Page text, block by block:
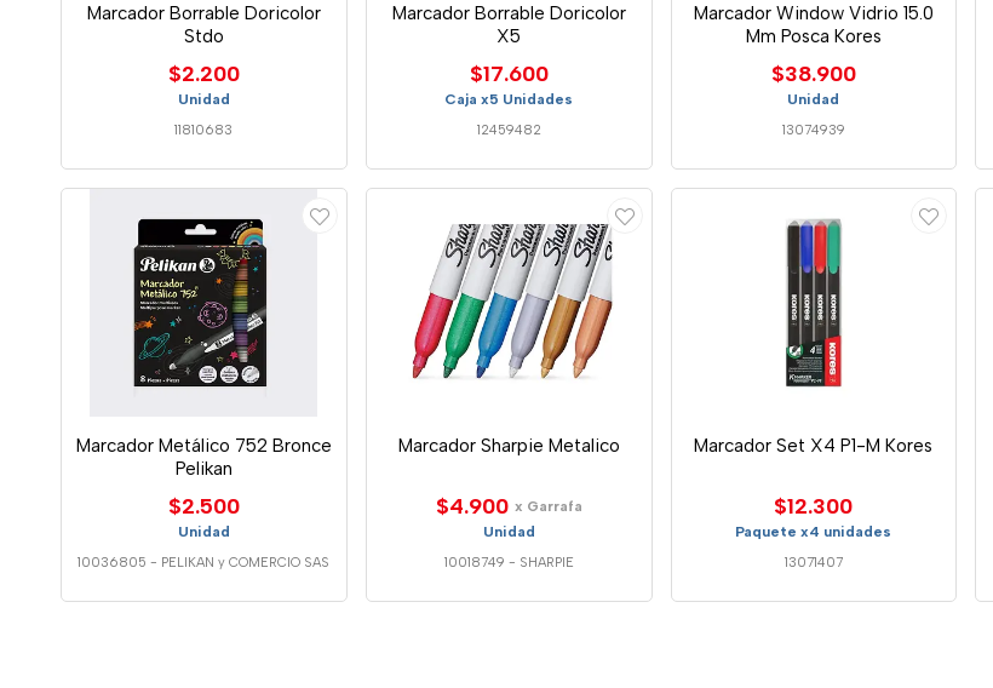
Marcador Borrable Doricolor
Stdo
$2.200
Unidad
11810683
Marcador Borrable Doricolor
X5
$17.600
Caja x5 Unidades
12459482
Marcador Window Vidrio 15.0
Mm Posca Kores
$38.900
Unidad
13074939
Marcador Metálico 752 Bronce
Pelikan
$2.500
Unidad
10036805 - PELIKAN y COMERCIO SAS
Marcador Sharpie Metalico
$4.900 x Garrafa
Unidad
10018749 - SHARPIE
Marcador Set X4 P1-M Kores
$12.300
Paquete x4 unidades
13071407